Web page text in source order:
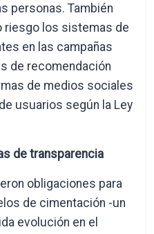
personas. También
riesgo los sistemas de
en las campañas
de recomendación
de medios sociales
usuarios según la Ley
de transparencia
obligaciones para
de cimentación -un
evolución en el